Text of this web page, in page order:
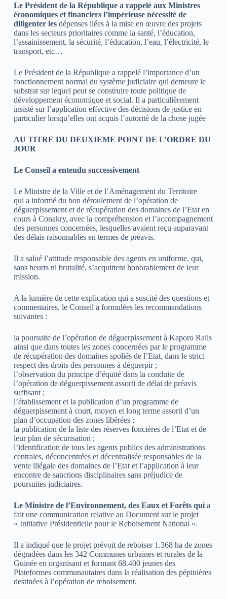
Le Président de la République a rappelé aux Ministres
économiques et financiers l’impérieuse nécessité de
diligenter lesdépenses liées à la mise en œuvre des projets
dans les secteurs prioritaires comme la santé, l’éducation,
l’assainissement, la sécurité, l’éducation, l’eau, l’électricité, le
transport, etc…
Le Président de la République a rappelé l’importance d’un
fonctionnement normal du système judiciaire qui demeure le
substrat sur lequel peut se construire toute politique de
développement économique et social. Il a particulièrement
insisté sur l’application effective des décisions de justice en
particulier lorsqu’elles ont acquis l’autorité de la chose jugée
AU TITRE DU DEUXIEME POINT DE L’ORDRE DU
JOUR
Le Conseil a entendu successivement
Le Ministre de la Ville et de l’Aménagement du Territoire
qui a informé du bon déroulement de l’opération de
déguerpissement et de récupération des domaines de l’Etat en
cours à Conakry, avec la compréhension et l’accompagnement
des personnes concernées, lesquelles avaient reçu auparavant
des délais raisonnables en termes de préavis.
Il a salué l’attitude responsable des agents en uniforme, qui,
sans heurts ni brutalité, s’acquittent honorablement de leur
mission.
A la lumière de cette explication qui a suscité des questions et
commentaires, le Conseil a formulées les recommandations
suivantes :
la poursuite de l’opération de déguerpissement à Kaporo Rails
ainsi que dans toutes les zones concernées par le programme
de récupération des domaines spoliés de l’Etat, dans le strict
respect des droits des personnes à déguerpir ;
l’observation du principe d’équité dans la conduite de
l’opération de déguerpissement assorti de délai de préavis
suffisant ;
l’établissement et la publication d’un programme de
déguerpissement à court, moyen et long terme assorti d’un
plan d’occupation des zones libérées ;
la publication de la liste des réserves foncières de l’Etat et de
leur plan de sécurisation ;
l’identification de tous les agents publics des administrations
centrales, déconcentrées et décentralisée responsables de la
vente illégale des domaines de l’Etat et l’application à leur
encontre de sanctions disciplinaires sans préjudice de
poursuites judiciaires.
Le Ministre de l’Environnement, des Eaux et Forêts qui a
fait une communication relative au Document sur le projet
« Initiative Présidentielle pour le Reboisement National ».
Il a indiqué que le projet prévoit de reboiser 1.368 ha de zones
dégradées dans les 342 Communes urbaines et rurales de la
Guinée en organisant et formant 68.400 jeunes des
Plateformes communautaires dans la réalisation des pépinières
destinées à l’opération de reboisement.